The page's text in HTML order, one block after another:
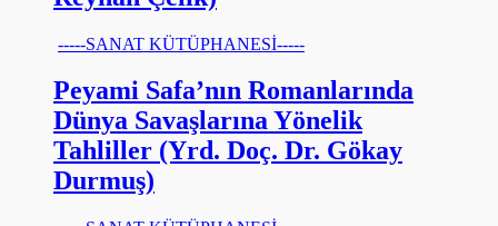
-----SANAT KÜTÜPHANESİ-----
Peyami Safa’nın Romanlarında
Dünya Savaşlarına Yönelik
Tahliller (Yrd. Doç. Dr. Gökay
Durmuş)